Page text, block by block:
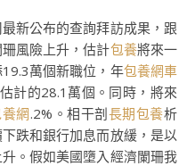
公布的查詢拜訪成果，跟
風險上升，估計包養將來一
萬個新職位，年包養網車
計的28.1萬個。同時，將來
網.2%。相干剖長期包養析
跌和銀行加息而放緩，是以
。假如美國墮入經濟闌珊我